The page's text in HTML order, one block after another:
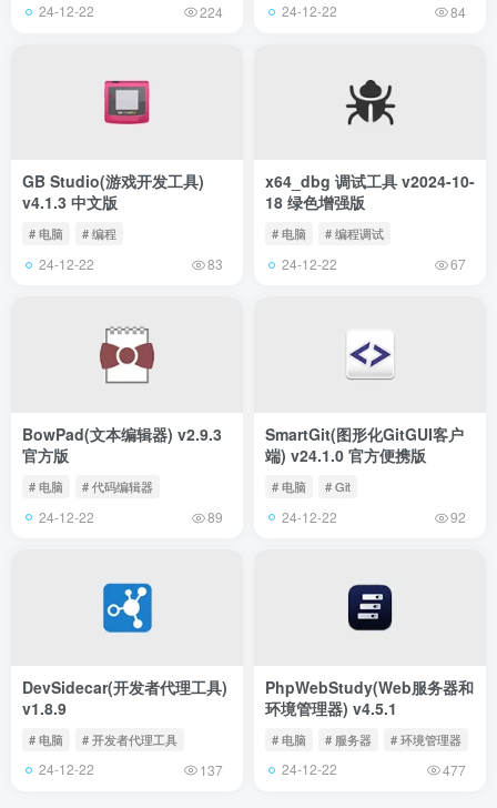
24-12-22 224 24-12-22 84
GB Studio(游戏开发工具)
v4.1.3 中文版
# 电脑 # 编程
24-12-22 83
x64_dbg 调试工具 v2024-10-
18 绿色增强版
# 电脑 # 编程调试
24-12-22 67
BowPad(文本编辑器) v2.9.3
官方版
# 电脑 # 代码编辑器
24-12-22 89
SmartGit(图形化GitGUI客户
端) v24.1.0 官方便携版
# 电脑 # Git
24-12-22 92
DevSidecar(开发者代理工具)
v1.8.9
# 电脑 # 开发者代理工具
24-12-22 137
PhpWebStudy(Web服务器和
环境管理器) v4.5.1
# 电脑 # 服务器 # 环境管理器
24-12-22 477